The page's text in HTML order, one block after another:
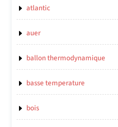
atlantic
auer
ballon thermodynamique
basse temperature
bois